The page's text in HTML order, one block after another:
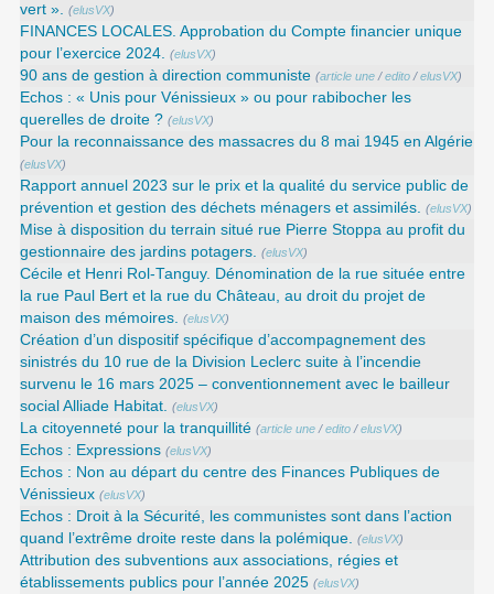
vert ». (elusVX)
FINANCES LOCALES. Approbation du Compte financier unique
pour l’exercice 2024. (elusVX)
90 ans de gestion à direction communiste (article une /edito /elusVX)
Echos : « Unis pour Vénissieux » ou pour rabibocher les
querelles de droite ? (elusVX)
Pour la reconnaissance des massacres du 8 mai 1945 en Algérie
(elusVX)
Rapport annuel 2023 sur le prix et la qualité du service public de
prévention et gestion des déchets ménagers et assimilés. (elusVX)
Mise à disposition du terrain situé rue Pierre Stoppa au profit du
gestionnaire des jardins potagers. (elusVX)
Cécile et Henri Rol-Tanguy. Dénomination de la rue située entre
la rue Paul Bert et la rue du Château, au droit du projet de
maison des mémoires. (elusVX)
Création d’un dispositif spécifique d’accompagnement des
sinistrés du 10 rue de la Division Leclerc suite à l’incendie
survenu le 16 mars 2025 – conventionnement avec le bailleur
social Alliade Habitat. (elusVX)
La citoyenneté pour la tranquillité (article une /edito /elusVX)
Echos : Expressions (elusVX)
Echos : Non au départ du centre des Finances Publiques de
Vénissieux (elusVX)
Echos : Droit à la Sécurité, les communistes sont dans l’action
quand l’extrême droite reste dans la polémique. (elusVX)
Attribution des subventions aux associations, régies et
établissements publics pour l’année 2025 (elusVX)